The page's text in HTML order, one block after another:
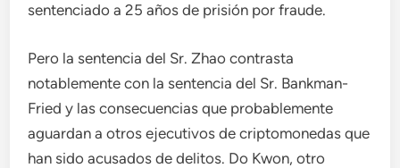
sentenciado a 25 años de prisión por fraude.
Pero la sentencia del Sr. Zhao contrasta
notablemente con la sentencia del Sr. Bankman-
Fried y las consecuencias que probablemente
aguardan a otros ejecutivos de criptomonedas que
han sido acusados ​​de delitos. Do Kwon, otro